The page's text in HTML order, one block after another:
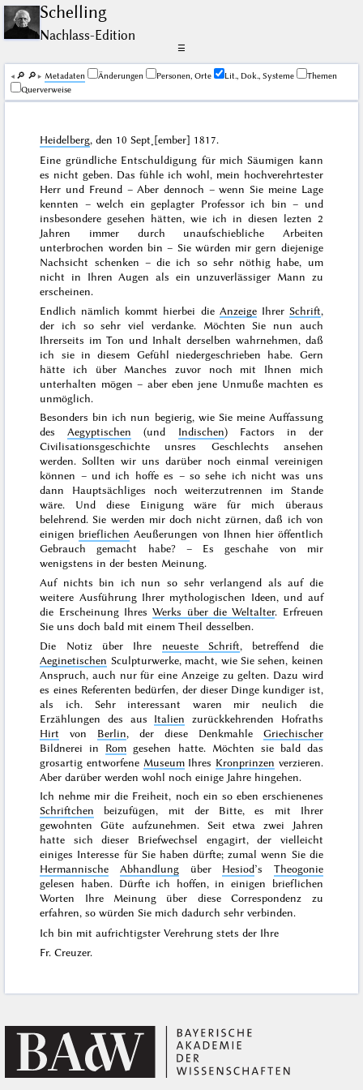
Schelling
Nachlass-Edition
☰
🔎︎ 🔎︎ Me­ta­da­ten Änderungen Personen, Orte Lit., Dok., Systeme
Themen
Querverweise
Heidelberg, den 10 Sept˖[ember] 1817.
Eine gründliche Entschuldigung für mich Säumigen kann
es nicht geben. Das fühle ich wohl, mein hochverehrtester
Herr und Freund – Aber dennoch – wenn Sie meine Lage
kennten – welch ein geplagter Professor ich bin – und
insbesondere gesehen hätten, wie ich in diesen lezten 2
Jahren immer durch unaufschiebliche Arbeiten
unterbrochen worden bin – Sie würden mir gern diejenige
Nachsicht schenken – die ich so sehr nöthig habe, um
nicht in Ihren Augen als ein unzuverlässiger Mann zu
erscheinen.
Endlich nämlich kommt hierbei die AnzeigeIhrer Schrift,
der ich so sehr viel verdanke. Möchten Sie nun auch
Ihrerseits im Ton und Inhalt derselben wahrnehmen, daß
ich sie in diesem Gefühl niedergeschrieben habe. Gern
hätte ich über Manches zuvor noch mit Ihnen mich
unterhalten mögen – aber eben jene Unmuße machten es
unmöglich.
Besonders bin ich nun begierig, wie Sie meine Auffassung
desAegyptischen (und Indischen) Factors in der
Civilisationsgeschichte unsres Geschlechts ansehen
werden. Sollten wir uns darüber noch einmal vereinigen
können – und ich hoffe es – so sehe ich nicht was uns
dann Hauptsächliges noch weiterzutrennen im Stande
wäre. Und diese Einigung wäre für mich überaus
belehrend. Sie werden mir doch nicht zürnen, daß ich von
einigen brieflichen Aeußerungen von Ihnen hier öffentlich
Gebrauch gemacht habe? – Es geschahe von mir
wenigstens in der besten Meinung.
Auf nichts bin ich nun so sehr verlangend als auf die
weitere Ausführung Ihrer mythologischen Ideen, und auf
die Erscheinung IhresWerks über die Weltalter. Erfreuen
Sie uns doch bald mit einem Theil desselben.
Die Notizüber Ihre neueste Schrift, betreffend die
Aeginetischen Sculpturwerke, macht, wie Sie sehen, keinen
Anspruch, auch nur für eine Anzeigezu gelten. Dazu wird
es eines Referenten bedürfen, der dieser Dinge kundiger ist,
als ich. Sehr interessant waren mir neulich die
Erzählungen des aus Italien zurückkehrenden Hofraths
Hirt von Berlin, der diese Denkmahle Griechischer
Bildnerei in Rom gesehen hatte. Möchten sie bald das
grosartig entworfene MuseumIhres Kronprinzen verzieren.
Aber darüber werden wohl noch einige Jahre hingehen.
Ich nehme mir die Freiheit, noch ein so eben erschienenes
Schriftchen beizufügen, mit der Bitte, es mit Ihrer
gewohnten Güte aufzunehmen. Seit etwa zwei Jahren
hatte sich dieser Briefwechsel engagirt, der vielleicht
einiges Interesse für Sie haben dürfte; zumal wenn Sie die
Hermannische
Abhandlungüber Hesiod’s Theogonie
gelesen haben. Dürfte ich hoffen, in einigen brieflichen
Worten Ihre Meinung über diese Correspondenz zu
erfahren, so würden Sie mich dadurch sehr verbinden.
Ich bin mit aufrichtigster Verehrung stets der Ihre
Fr. Creuzer.